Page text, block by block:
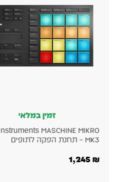
לא במלאי
מערכת הפקה למוזיקה
₪
2,790